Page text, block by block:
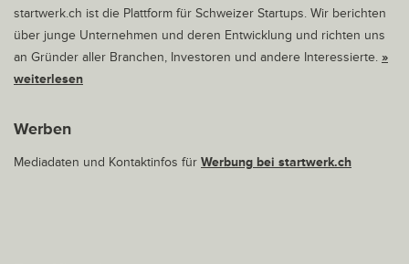
startwerk.ch ist die Plattform für Schweizer Startups. Wir berichten
über junge Unternehmen und deren Entwicklung und richten uns
an Gründer aller Branchen, Investoren und andere Interessierte. »
weiterlesen
Werben
Mediadaten und Kontaktinfos für Werbung bei startwerk.ch